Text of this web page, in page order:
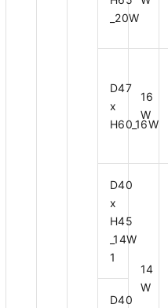
_20W
D47
x
H60_16W
16
W
D40
x
H45
_14W
1
14
W
D40